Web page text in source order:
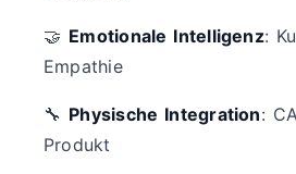
🤝 Emotionale Intelligenz:
Empathie
🔧 Physische Integration:
Produkt